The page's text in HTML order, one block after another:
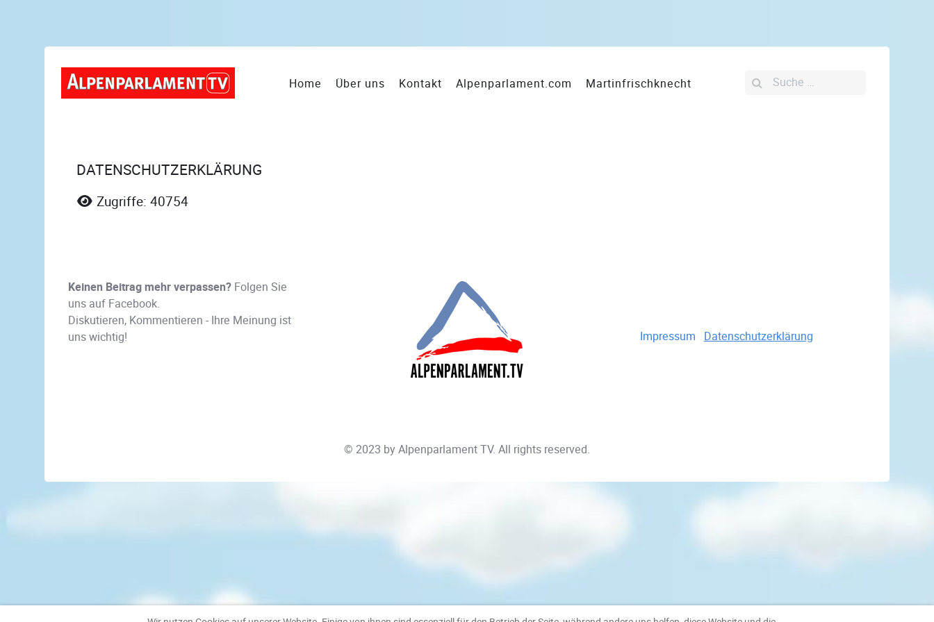
Home Über uns Kontakt Alpenparlament.com Martinfrischknecht Suchen
DATENSCHUTZERKLÄRUNG
Zugriffe: 40754
Keinen Beitrag mehr verpassen? Folgen Sie
uns auf Facebook.
Diskutieren, Kommentieren - Ihre Meinung ist
uns wichtig!
Impressum Datenschutzerklärung
© 2023 byAlpenparlament TV. All rights reserved.